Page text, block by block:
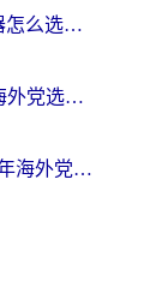
海外党必看：类似归雁的加速器怎么选？一篇搞定无缝访问国内资源
斧牛和极速穿梭VPN哪个好？海外党选回国加速器必看的真实对比与避坑指南
北美回国无缝访问国内资源：3年海外党亲测的加速器选择指南